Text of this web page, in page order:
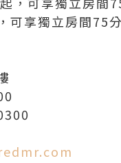
可享獨立房間75